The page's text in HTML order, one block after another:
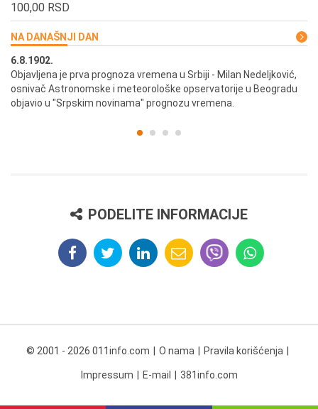
100,00 RSD
NA DANAŠNJI DAN
6.8.1902.
Objavljena je prva prognoza vremena u Srbiji - Milan Nedeljković,
osnivač Astronomske i meteorološke opservatorije u Beogradu
objavio u "Srpskim novinama" prognozu vremena.
PODELITE INFORMACIJE
© 2001 - 2026 011info.com O nama Pravila korišćenja
Impressum E-mail 381info.com